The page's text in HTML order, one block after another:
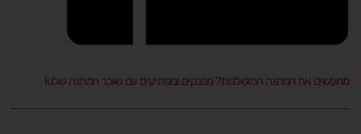
מחפשים את המתנה המושלמת? מפנקים ומפתיעים עם שובר המתנה שלנו!